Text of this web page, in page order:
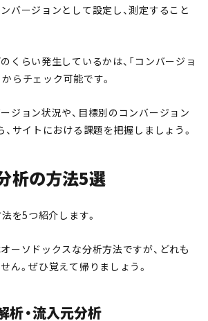
バージョンとして設定し、測定すること
くらい発生しているかは、「コンバージョ
からチェック可能です。
ジョン状況や、目標別のコンバージョン
、サイトにおける課題を把握しましょう。
析の方法5選
を5つ紹介します。
ーソドックスな分析方法ですが、どれも
ん。ぜひ覚えて帰りましょう。
析・流入元分析